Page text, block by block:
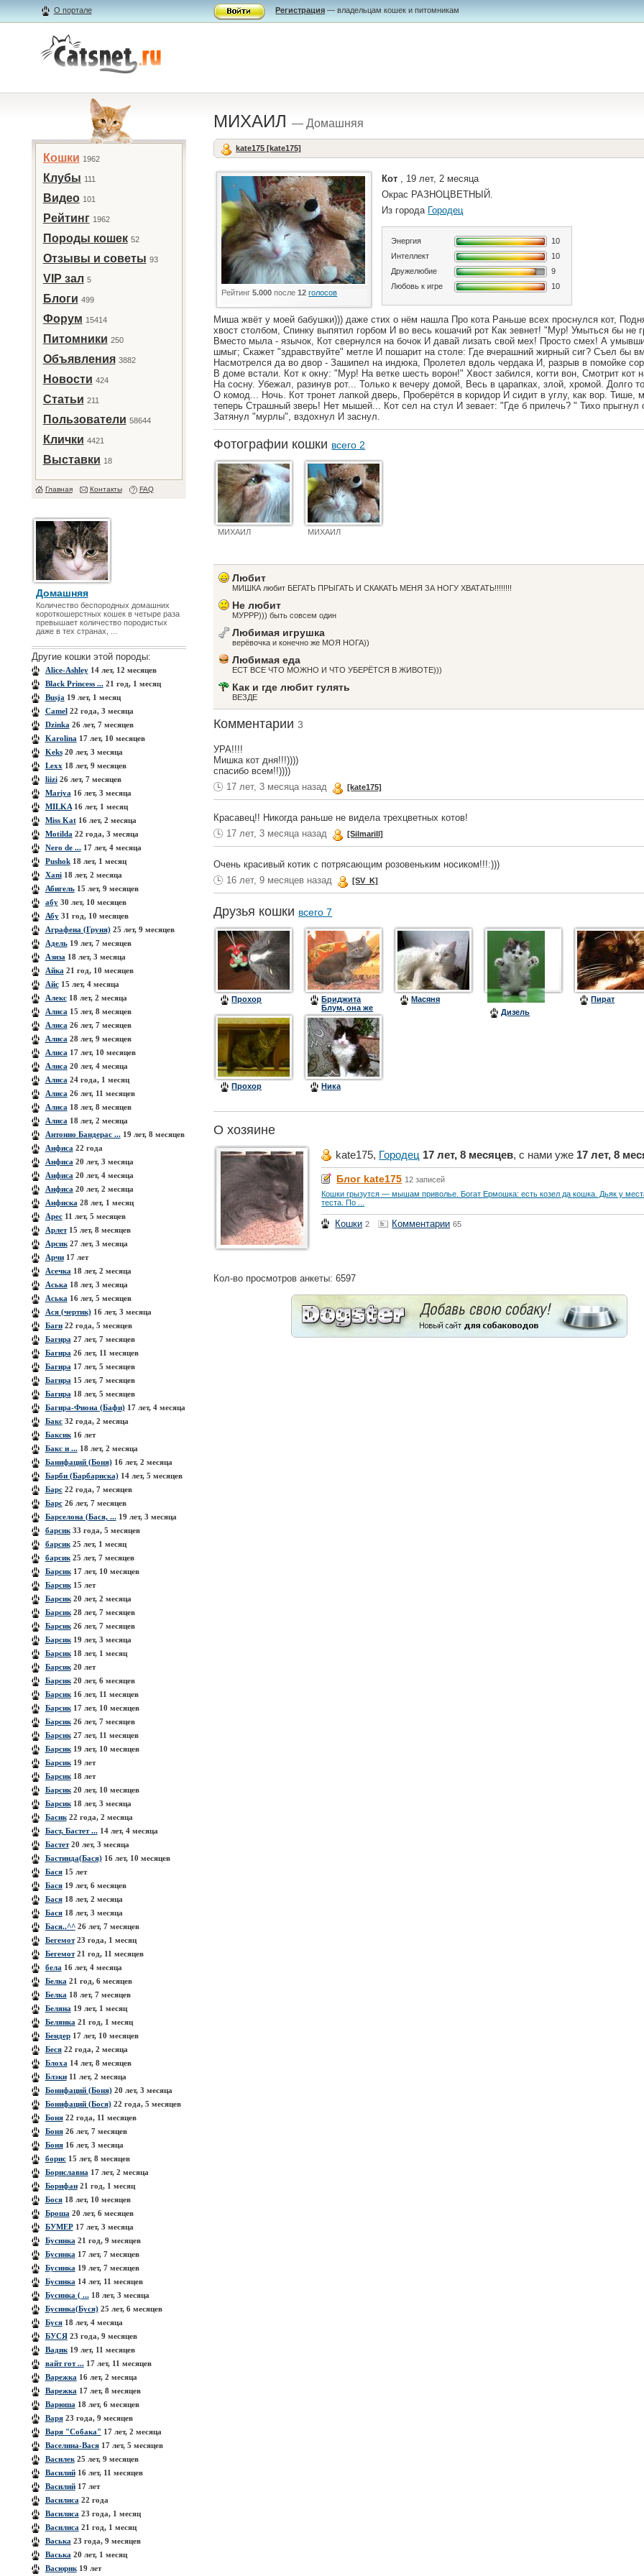
О портале Регистрация — владельцам кошек и питомникам
Кошки 1962
Клубы 111
Видео 101
Рейтинг 1962
Породы кошек 52
Отзывы и советы 93
VIP зал 5
Блоги 499
Форум 15414
Питомники 250
Объявления 3882
Новости 424
Статьи 211
Пользователи 58644
Клички 4421
Выставки 18
Главная Контакты FAQ
Домашняя
Количество беспородных домашних
короткошерстных кошек в четыре раза
превышает количество породистых
даже в тех странах, ...
Другие кошки этой породы:
Alice-Ashley14 лет, 12 месяцев
Black Princess ...21 год, 1 месяц
Busja 19 лет, 1 месяц
Camel22 года, 3 месяца
Dzinka 26 лет, 7 месяцев
Karolina 17 лет, 10 месяцев
Keks20 лет, 3 месяца
Lexx 18 лет, 9 месяцев
liizi26 лет, 7 месяцев
Mariya 16 лет, 3 месяца
MILKA16 лет, 1 месяц
Miss Kat16 лет, 2 месяца
Motilda 22 года, 3 месяца
Nero de ...17 лет, 4 месяца
Pushok18 лет, 1 месяц
Xanі18 лет, 2 месяца
Абигель15 лет, 9 месяцев
абу30 лет, 10 месяцев
Абу31 год, 10 месяцев
Аграфена (Груня)25 лет, 9 месяцев
Адель19 лет, 7 месяцев
Азиза 18 лет, 3 месяца
Айка 21 год, 10 месяцев
Айс15 лет, 4 месяца
Алекс18 лет, 2 месяца
Алиса 15 лет, 8 месяцев
Алиса 26 лет, 7 месяцев
Алиса 28 лет, 9 месяцев
Алиса 17 лет, 10 месяцев
Алиса 20 лет, 4 месяца
Алиса 24 года, 1 месяц
Алиса 26 лет, 11 месяцев
Алиса 18 лет, 8 месяцев
Алиса 18 лет, 2 месяца
Антонио Бандерас ...19 лет, 8 месяцев
Анфиса 22 года
Анфиса 20 лет, 3 месяца
Анфиса 20 лет, 4 месяца
Анфиса 20 лет, 2 месяца
Анфиска 28 лет, 1 месяц
Арес11 лет, 5 месяцев
Арлет15 лет, 8 месяцев
Арсик27 лет, 3 месяца
Арчи17 лет
Асечка 18 лет, 2 месяца
Аська 18 лет, 3 месяца
Аська 16 лет, 5 месяцев
Ася (чертик)16 лет, 3 месяца
Баги22 года, 5 месяцев
Багира 27 лет, 7 месяцев
Багира 26 лет, 11 месяцев
Багира 17 лет, 5 месяцев
Багира 15 лет, 7 месяцев
Багира 18 лет, 5 месяцев
Багира-Фиона (Бафи)17 лет, 4 месяца
Бакс32 года, 2 месяца
Баксик16 лет
Бакс и ...18 лет, 2 месяца
Банифаций (Боня)16 лет, 2 месяца
Барби (Барбариска)14 лет, 5 месяцев
Барс22 года, 7 месяцев
Барс26 лет, 7 месяцев
Барселона (Бася, ...19 лет, 3 месяца
барсик33 года, 5 месяцев
барсик25 лет, 1 месяц
барсик25 лет, 7 месяцев
Барсик17 лет, 10 месяцев
Барсик15 лет
Барсик20 лет, 2 месяца
Барсик28 лет, 7 месяцев
Барсик26 лет, 7 месяцев
Барсик19 лет, 3 месяца
Барсик18 лет, 1 месяц
Барсик20 лет
Барсик20 лет, 6 месяцев
Барсик16 лет, 11 месяцев
Барсик17 лет, 10 месяцев
Барсик26 лет, 7 месяцев
Барсик27 лет, 11 месяцев
Барсик19 лет, 10 месяцев
Барсик19 лет
Барсик18 лет
Барсик20 лет, 10 месяцев
Барсик18 лет, 3 месяца
Басик22 года, 2 месяца
Баст, Бастет ...14 лет, 4 месяца
Бастет20 лет, 3 месяца
Бастинда(Бася)16 лет, 10 месяцев
Бася15 лет
Бася19 лет, 6 месяцев
Бася18 лет, 2 месяца
Бася18 лет, 3 месяца
Бася..^^26 лет, 7 месяцев
Бегемот23 года, 1 месяц
Бегемот21 год, 11 месяцев
бела 16 лет, 4 месяца
Белка 21 год, 6 месяцев
Белка 18 лет, 7 месяцев
Беляна 19 лет, 1 месяц
Белянка 21 год, 1 месяц
Бендер17 лет, 10 месяцев
Беся22 года, 2 месяца
Блоха 14 лет, 8 месяцев
Блэки11 лет, 2 месяца
Бонифаций (Боня)20 лет, 3 месяца
Бонифаций (Бося)22 года, 5 месяцев
Боня22 года, 11 месяцев
Боня26 лет, 7 месяцев
Боня16 лет, 3 месяца
борис15 лет, 8 месяцев
Бориславна 17 лет, 2 месяца
Борифан21 год, 1 месяц
Бося18 лет, 10 месяцев
Броша 20 лет, 6 месяцев
БУМЕР17 лет, 3 месяца
Бусинка 21 год, 9 месяцев
Бусинка 17 лет, 7 месяцев
Бусинка 19 лет, 7 месяцев
Бусинка 14 лет, 11 месяцев
Бусинка ( ...18 лет, 3 месяца
Бусинка(Буся)25 лет, 6 месяцев
Буся18 лет, 4 месяца
БУСЯ23 года, 9 месяцев
Вадик19 лет, 11 месяцев
вайт гот ...17 лет, 11 месяцев
Варежка 16 лет, 2 месяца
Варежка 17 лет, 8 месяцев
Варюша 18 лет, 6 месяцев
Варя23 года, 9 месяцев
Варя "Собака" 17 лет, 2 месяца
Васелина-Вася17 лет, 5 месяцев
Василек25 лет, 9 месяцев
Василий16 лет, 11 месяцев
Василий17 лет
Василиса 22 года
Василиса 23 года, 1 месяц
Василиса 21 год, 1 месяц
Васька 23 года, 9 месяцев
Васька 20 лет, 1 месяц
Васюрик19 лет
МИХАИЛ— Домашняя
kate175 [kate175]
Рейтинг5.000 после12 голосов
Кот , 19 лет, 2 месяца
Окрас РАЗНОЦВЕТНЫЙ.
Из города Городец
Энергия
10
Интеллект
10
Дружелюбие
9
Любовь к игре
10
Миша жвёт у моей бабушки))) даже стих о нём нашла Про кота Раньше всех проснулся кот,
хвост столбом, Спинку выпятил горбом И во весь кошачий рот Как зевнет! "Мур! Умыться бы не
Вместо мыла - язычок, Кот свернулся на бочок И давай лизать свой мех! Просто смех! А
шмыг; Скажет "здравствуйте" метле И пошарит на столе: Где вчерашний жирный сиг? Съел бы
Насмотрелся да во двор - Зашипел на индюка, Пролетел вдоль чердака И, разрыв в помойке
В доме встали. Кот к окну: "Мур! На ветке шесть ворон!" Хвост забился, когти вон, Смотрит кот
На сосну. Убежал, разинув рот... Только к вечеру домой, Весь в царапках, злой, хромой. Долго
О комод... Ночь. Кот тронет лапкой дверь, Проберётся в коридор И сидит в углу, как вор. Тише,
теперь Страшный зверь! Нет мышей... Кот сел на стул И зевает: "Где б прилечь? " Тихо прыгнул
Затянул "мурлы", вздохнул И заснул.
Фотографии кошки всего 2
МИХАИЛ МИХАИЛ
Любит
МИШКА любит БЕГАТЬ ПРЫГАТЬ И СКАКАТЬ МЕНЯ ЗА НОГУ ХВАТАТЬ!!!!!!!!
Не любит
МУРРР))) быть совсем один
Любимая игрушка
верёвочка и конечно же МОЯ НОГА))
Любимая еда
ЕСТ ВСЕ ЧТО МОЖНО И ЧТО УБЕРЁТСЯ В ЖИВОТЕ)))
Как и где любит гулять
ВЕЗДЕ
Комментарии3
УРА!!!!
Мишка кот дня!!!))))
спасибо всем!!))))
17 лет, 3 месяца назад
[kate175]
Красавец!! Никогда раньше не видела трехцветных котов!
17 лет, 3 месяца назад
[Silmarill]
Очень красивый котик с потрясающим розовеньким носиком!!!:)))
16 лет, 9 месяцев назад
[SV_K]
Друзья кошки всего 7
Прохор
Бриджита
Блум, она же
Журжет, она
же Жужа
Масяня
Дизель
Пират
Прохор Ника
О хозяине
kate175, Городец 17 лет, 8 месяцев, с нами уже 17 лет, 8
Блог kate175 12 записей
Кошки грызутся — мышам приволье. Богат Ермошка: есть козел да кошка. Дьяк у
теста. По ...
Кошки 2 Комментарии 65
Кол-во просмотров анкеты: 6597